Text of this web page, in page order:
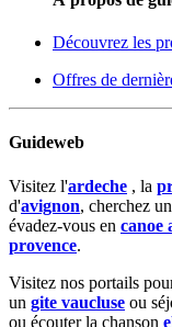
Découvrez les
Offres de
Guideweb
Visitez l'ardeche , la
d'avignon, cherchez
évadez-vous en canoe
provence.
Visitez nos portails
un gite vaucluse ou
ou écouter la chanson